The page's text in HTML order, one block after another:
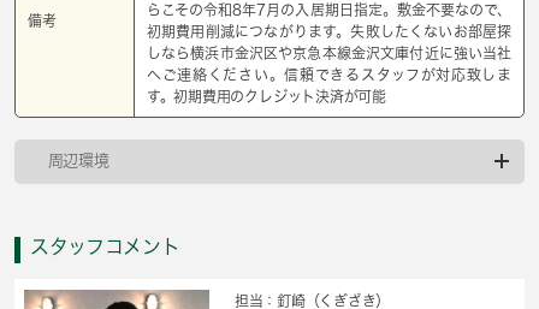
備考
らこその令和8年7月の入居期日指定。敷金不要なので、
初期費用削減につながります。失敗したくないお部屋探
しなら横浜市金沢区や京急本線金沢文庫付近に強い当社
へご連絡ください。信頼できるスタッフが対応致しま
す。初期費用のクレジット決済が可能
周辺環境
スタッフコメント
担当：釘崎（くぎざき）